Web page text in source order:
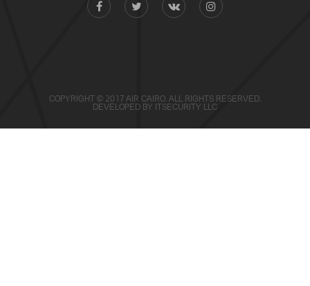
COPYRIGHT © 2017 AIR CAIRO. ALL RIGHTS RESERVED.
DEVELOPED BY ITSECURITY LLC